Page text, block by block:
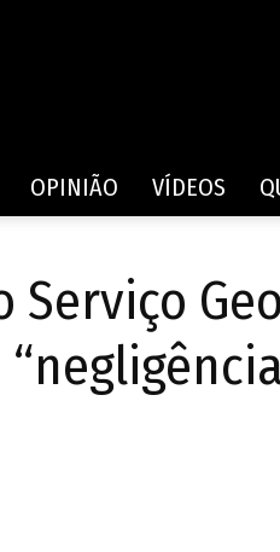
de
OPINIÃO VÍDEOS
Serviço